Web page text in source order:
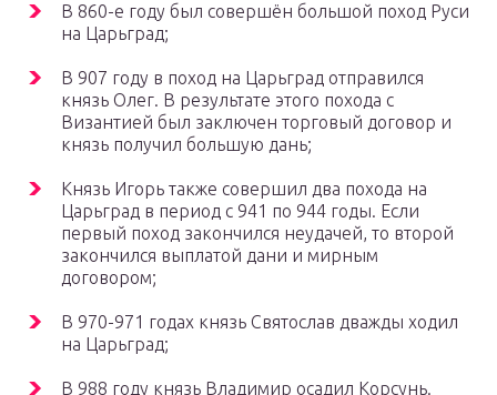
В 860-е году был совершён большой поход Руси
на Царьград;
В 907 году в поход на Царьград отправился
князь Олег. В результате этого похода с
Византией был заключен торговый договор и
князь получил большую дань;
Князь Игорь также совершил два похода на
Царьград в период с 941 по 944 годы. Если
первый поход закончился неудачей, то второй
закончился выплатой дани и мирным
договором;
В 970-971 годах князь Святослав дважды ходил
на Царьград;
В 988 году князь Владимир осадил Корсунь.